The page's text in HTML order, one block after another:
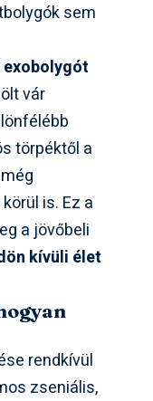
sem
exobolygót
vár
törpéktől a
is. Ez a
a jövőbeli
kívüli élet
rendkívül
zseniális,